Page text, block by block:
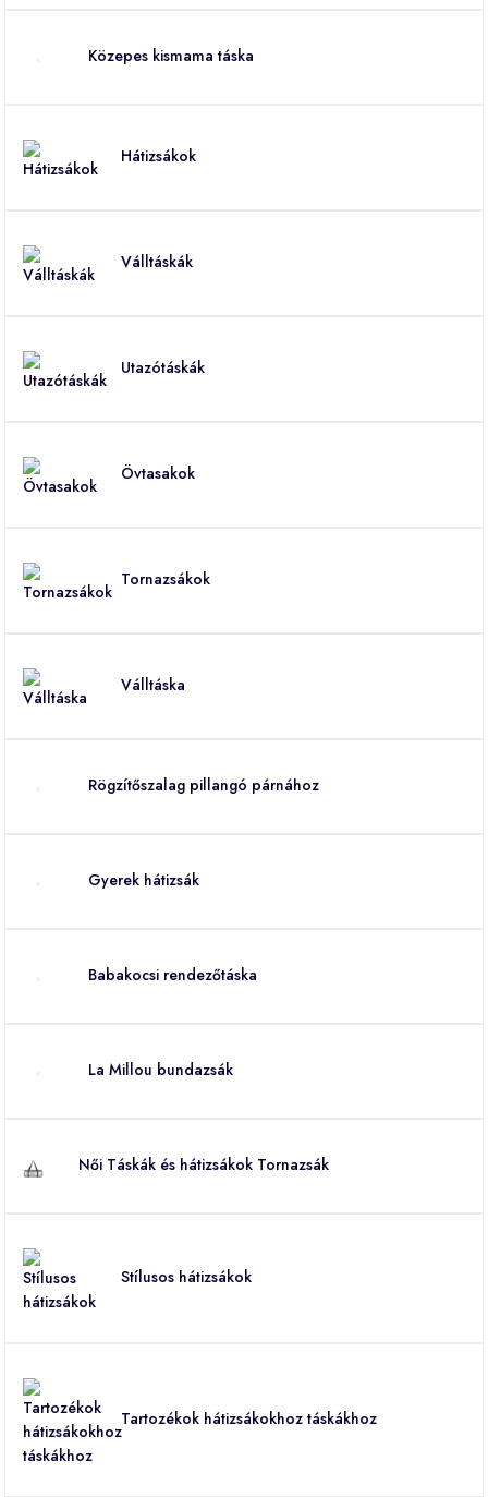
Közepes kismama táska
Hátizsákok
Válltáskák
Utazótáskák
Övtasakok
Tornazsákok
Válltáska
Rögzítőszalag pillangó párnához
Gyerek hátizsák
Babakocsi rendezőtáska
La Millou bundazsák
Női Táskák és hátizsákok Tornazsák
Stílusos hátizsákok
Tartozékok hátizsákokhoz táskákhoz